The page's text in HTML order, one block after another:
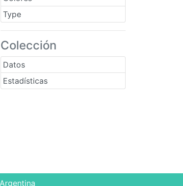
Type
Colección
Datos
Estadísticas